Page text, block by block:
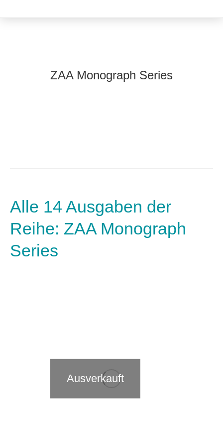
ZAA Monograph Series
Alle 14 Ausgaben der
Reihe: ZAA Monograph
Series
Ausverkauft